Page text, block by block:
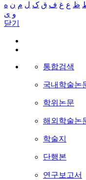
ظ ع غ ف ق ک ل م ن ه
و ی
닫기
통합검색
국내학술논
학위논문
해외학술논
학술지
단행본
연구보고서